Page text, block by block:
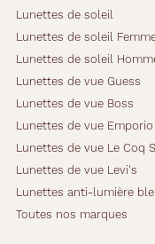
Lunettes de soleil
Lunettes de soleil
Lunettes de soleil
Lunettes de vue Guess
Lunettes de vue Boss
Lunettes de vue Emporio
Lunettes de vue Le Coq
Lunettes de vue Levi's
Lunettes anti-lumière
Toutes nos marques